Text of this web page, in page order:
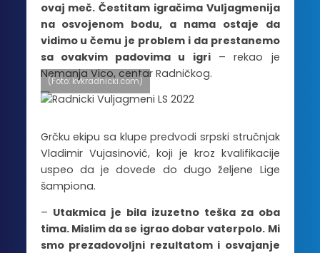
ovaj meč. Čestitam igračima Vuljagmenija
na osvojenom bodu, a nama ostaje da
vidimo u čemu je problem i da prestanemo
sa ovakvim padovima u igri– rekao je
Nemanja Vico, centar Radničkog.
(Foto: kvkradnicki.com)
Grčku ekipu sa klupe predvodi srpski stručnjak
Vladimir Vujasinović, koji je kroz kvalifikacije
uspeo da je dovede do dugo željene Lige
šampiona.
– Utakmica je bila izuzetno teška za oba
tima. Mislim da se igrao dobar vaterpolo. Mi
smo prezadovoljni rezultatom i osvajanje